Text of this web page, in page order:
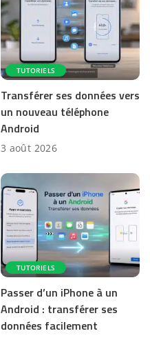
TUTORIELS
Transférer ses données vers
un nouveau téléphone
Android
3 août 2026
TUTORIELS
Passer d’un iPhone à un
Android : transférer ses
données facilement